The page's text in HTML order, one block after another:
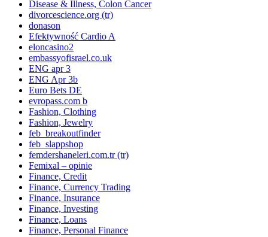
Disease & Illness, Colon Cancer
divorcescience.org (tr)
donason
Efektywność Cardio A
eloncasino2
embassyofisrael.co.uk
ENG apr 3
ENG Apr 3b
Euro Bets DE
evropass.com b
Fashion, Clothing
Fashion, Jewelry
feb_breakoutfinder
feb_slappshop
femdershaneleri.com.tr (tr)
Femixal – opinie
Finance, Credit
Finance, Currency Trading
Finance, Insurance
Finance, Investing
Finance, Loans
Finance, Personal Finance